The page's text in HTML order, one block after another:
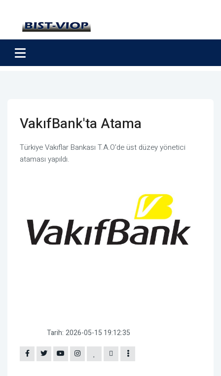
VakıfBank'ta Atama
Türkiye Vakıflar Bankası T.A.O'de üst düzey yönetici
ataması yapıldı.
Tarih: 2026-05-15 19:12:35